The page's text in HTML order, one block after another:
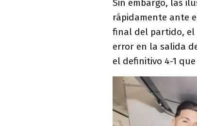
Sin embargo, las
rápidamente ante
final del partido, el
error en la salida
el definitivo 4-1